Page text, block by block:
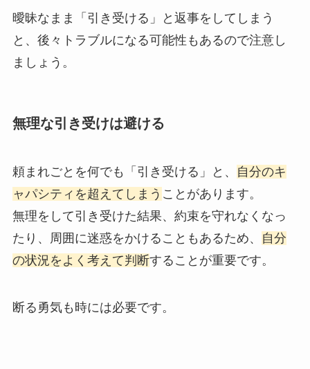
曖昧なまま「引き受ける」と返事をしてしまう
と、後々トラブルになる可能性もあるので注意し
ましょう。
無理な引き受けは避ける
頼まれごとを何でも「引き受ける」と、
自分のキ
ャパシティを超えてしまう ことがあります。
無理をして引き受けた結果、約束を守れなくなっ
たり、周囲に迷惑をかけることもあるため、
自分
の状況をよく考えて判断することが重要です。
断る勇気も時には必要です。